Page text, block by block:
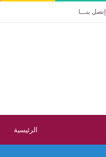
إتصل بنـــا
الرئيسية